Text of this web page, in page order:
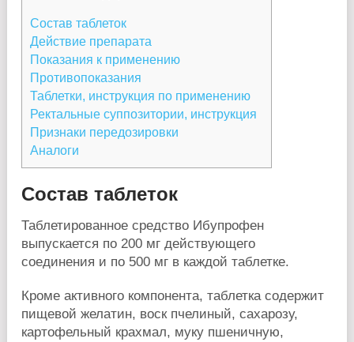
Состав таблеток
Действие препарата
Показания к применению
Противопоказания
Таблетки, инструкция по применению
Ректальные суппозитории, инструкция
Признаки передозировки
Аналоги
Состав таблеток
Таблетированное средство Ибупрофен
выпускается по 200 мг действующего
соединения и по 500 мг в каждой таблетке.
Кроме активного компонента, таблетка содержит
пищевой желатин, воск пчелиный, сахарозу,
картофельный крахмал, муку пшеничную,